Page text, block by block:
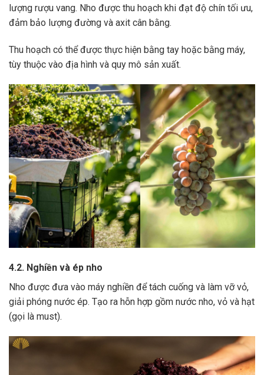
lượng rượu vang. Nho được thu hoạch khi đạt độ chín tối ưu,
đảm bảo lượng đường và axit cân bằng.
Thu hoạch có thể được thực hiện bằng tay hoặc bằng máy,
tùy thuộc vào địa hình và quy mô sản xuất.
4.2. Nghiền và ép nho
Nho được đưa vào máy nghiền để tách cuống và làm vỡ vỏ,
giải phóng nước ép. Tạo ra hỗn hợp gồm nước nho, vỏ và hạt
(gọi là must).